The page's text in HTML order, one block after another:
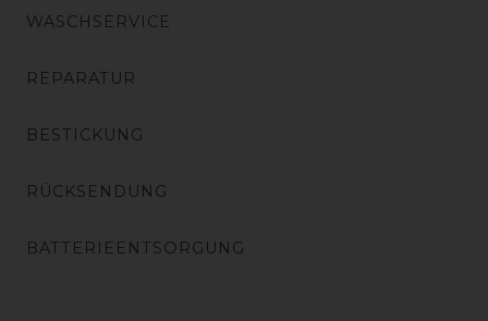
WASCHSERVICE
REPARATUR
BESTICKUNG
RÜCKSENDUNG
BATTERIEENTSORGUNG